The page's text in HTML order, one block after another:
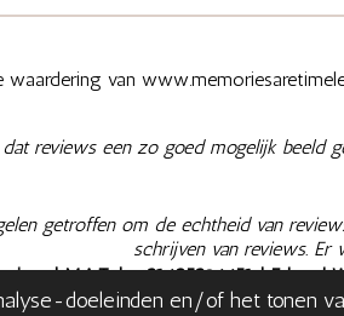
doeleinden en/of het tonen
waardering van
reviews een zo goed mogelijk beeld
getroffen om de echtheid van
schrijven van reviews. Er
| M.A.T. | +31625396651| Eduard
|Privacy|Retourneren &